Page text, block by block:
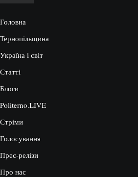
Головна
Тернопільщина
Україна і світ
Статті
Блоги
Politerno.LIVE
Стріми
Голосування
Прес-релізи
Про нас